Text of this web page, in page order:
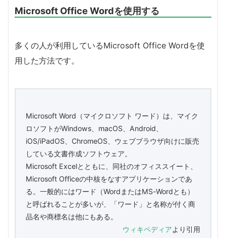
Microsoft Office Wordを使用する
多くの人が利用しているMicrosoft Office Wordを使
用した方法です。
Microsoft Word（マイクロソフト ワード）は、マイク
ロソフトがWindows、macOS、Android、
iOS/iPadOS、ChromeOS、ウェブブラウザ向けに販売
している文書作成ソフトウェア。
Microsoft Excelとともに、同社のオフィススイート、
Microsoft Officeの中核をなすアプリケーションであ
る。一般的にはワード（WordまたはMS-Wordとも）
と呼ばれることが多いが、「ワード」と名称が付く商
品名や商標名は他にもある。
ウィキペディアより引用